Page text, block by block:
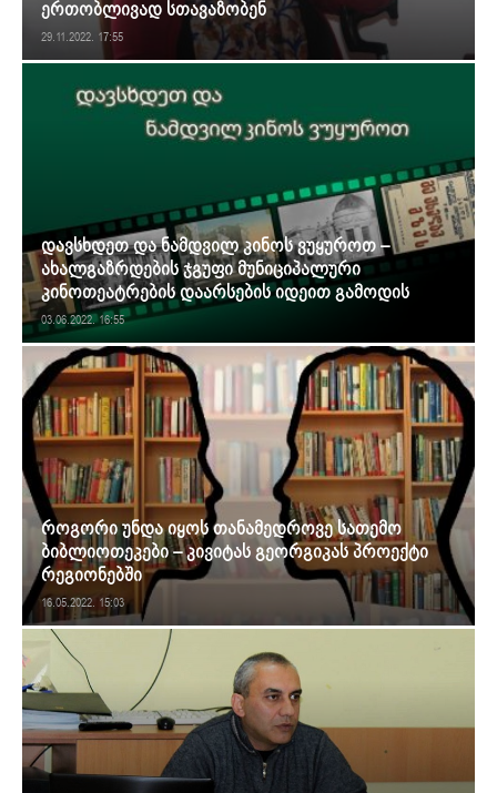
ერთობლივად სთავაზობენ
29.11.2022. 17:55
დავსხდეთ და ნამდვილ კინოს ვუყუროთ –
ახალგაზრდების ჯგუფი მუნიციპალური
კინოთეატრების დაარსების იდეით გამოდის
03.06.2022. 16:55
როგორი უნდა იყოს თანამედროვე სათემო
ბიბლიოთეკები – კივიტას გეორგიკას პროექტი
რეგიონებში
16.05.2022. 15:03